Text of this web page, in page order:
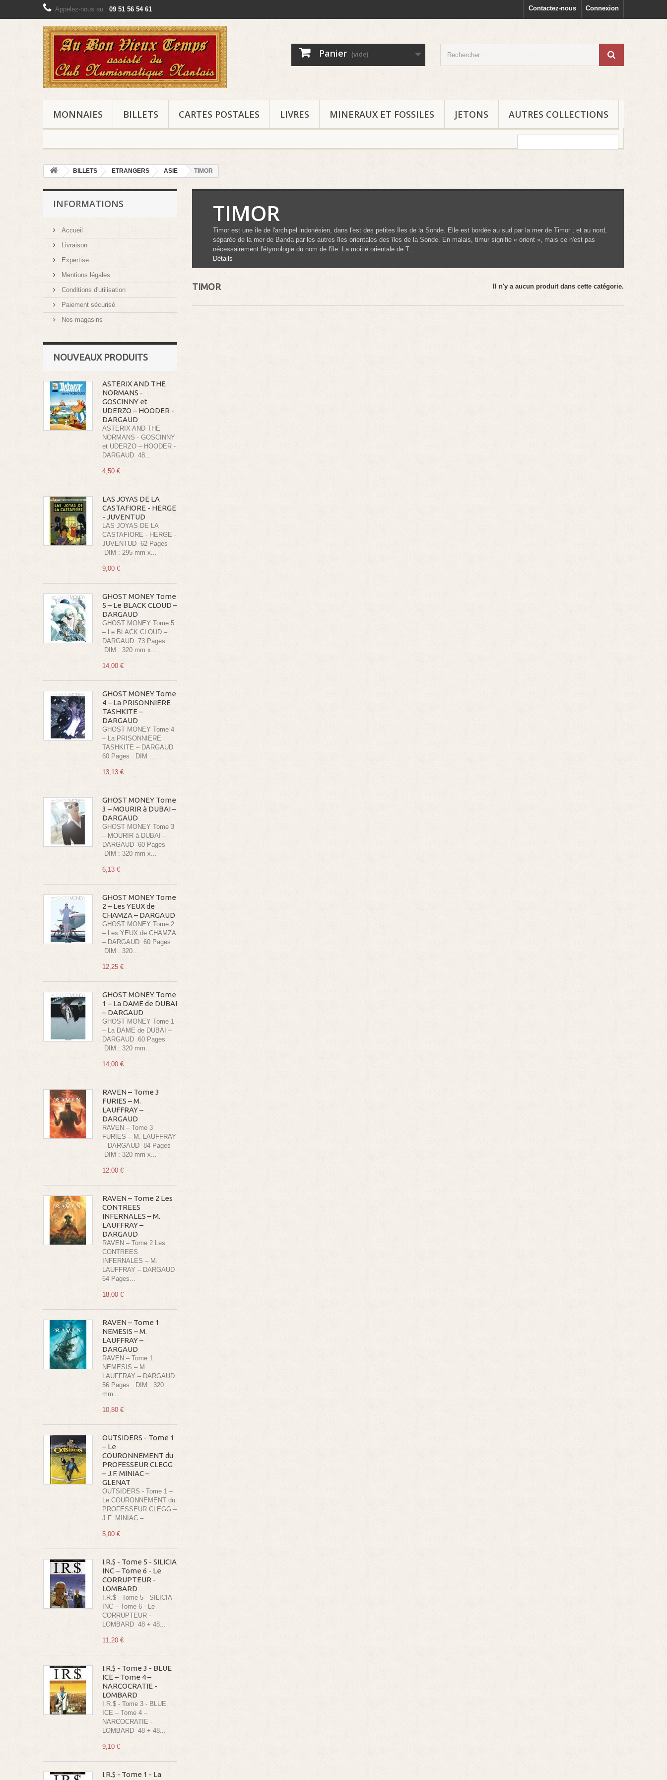
Connexion
Contactez-nous
Appelez-nous au : 09 51 56 54 61
Panier (vide)
MONNAIES BILLETS CARTES POSTALES LIVRES MINERAUX ET FOSSILES JETONS AUTRES COLLECTIONS
BILLETS ETRANGERS ASIE TIMOR
INFORMATIONS
Accueil
Livraison
Expertise
Mentions légales
Conditions d'utilisation
Paiement sécurisé
Nos magasins
NOUVEAUX PRODUITS
ASTERIX AND THE
NORMANS -
GOSCINNY et
UDERZO – HOODER -
DARGAUD
ASTERIX AND THE
NORMANS - GOSCINNY
et UDERZO – HOODER -
DARGAUD 48...
4,50 €
LAS JOYAS DE LA
CASTAFIORE - HERGE
- JUVENTUD
LAS JOYAS DE LA
CASTAFIORE - HERGE -
JUVENTUD 62 Pages
DIM : 295 mm x...
9,00 €
GHOST MONEY Tome
5 – Le BLACK CLOUD –
DARGAUD
GHOST MONEY Tome 5
– Le BLACK CLOUD –
DARGAUD 73 Pages
DIM : 320 mm x...
14,00 €
GHOST MONEY Tome
4 – La PRISONNIERE
TASHKITE –
DARGAUD
GHOST MONEY Tome 4
– La PRISONNIERE
TASHKITE – DARGAUD
60 Pages DIM :...
13,13 €
GHOST MONEY Tome
3 – MOURIR à DUBAI –
DARGAUD
GHOST MONEY Tome 3
– MOURIR à DUBAI –
DARGAUD 60 Pages
DIM : 320 mm x...
6,13 €
GHOST MONEY Tome
2 – Les YEUX de
CHAMZA – DARGAUD
GHOST MONEY Tome 2
– Les YEUX de CHAMZA
– DARGAUD 60 Pages
DIM : 320...
12,25 €
GHOST MONEY Tome
1 – La DAME de DUBAI
– DARGAUD
GHOST MONEY Tome 1
– La DAME de DUBAI –
DARGAUD 60 Pages
DIM : 320 mm...
14,00 €
RAVEN – Tome 3
FURIES – M.
LAUFFRAY –
DARGAUD
RAVEN – Tome 3
FURIES – M. LAUFFRAY
– DARGAUD 84 Pages
DIM : 320 mm x...
12,00 €
RAVEN – Tome 2 Les
CONTREES
INFERNALES – M.
LAUFFRAY –
DARGAUD
RAVEN – Tome 2 Les
CONTREES
INFERNALES – M.
LAUFFRAY – DARGAUD
64 Pages...
18,00 €
RAVEN – Tome 1
NEMESIS – M.
LAUFFRAY –
DARGAUD
RAVEN – Tome 1
NEMESIS – M.
LAUFFRAY – DARGAUD
56 Pages DIM : 320
mm...
10,80 €
OUTSIDERS - Tome 1
– Le
COURONNEMENT du
PROFESSEUR CLEGG
– J.F. MINIAC –
GLENAT
OUTSIDERS - Tome 1 –
Le COURONNEMENT du
PROFESSEUR CLEGG –
J.F. MINIAC –...
5,00 €
I.R.$ - Tome 5 - SILICIA
INC – Tome 6 - Le
CORRUPTEUR -
LOMBARD
I.R.$ - Tome 5 - SILICIA
INC – Tome 6 - Le
CORRUPTEUR -
LOMBARD 48 + 48...
11,20 €
I.R.$ - Tome 3 - BLUE
ICE – Tome 4 –
NARCOCRATIE -
LOMBARD
I.R.$ - Tome 3 - BLUE
ICE – Tome 4 –
NARCOCRATIE -
LOMBARD 48 + 48...
9,10 €
I.R.$ - Tome 1 - La
TIMOR
Timor est une île de l'archipel indonésien, dans l'est des petites îles de la Sonde. Elle est bordée au sud par la mer de Timor ; et au nord,
séparée de la mer de Banda par les autres îles orientales des îles de la Sonde. En malais, timur signifie « orient », mais ce n'est pas
nécessairement l'étymologie du nom de l'île. La moitié orientale de T...
Détails
TIMOR Il n'y a aucun produit dans cette catégorie.